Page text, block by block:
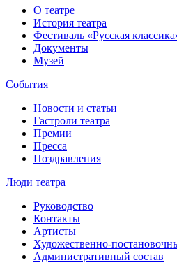
О театре
История театра
Фестиваль «Русская
Документы
Музей
События
Новости и статьи
Гастроли театра
Премии
Пресса
Поздравления
Люди театра
Руководство
Контакты
Артисты
Художественно-
Административный состав